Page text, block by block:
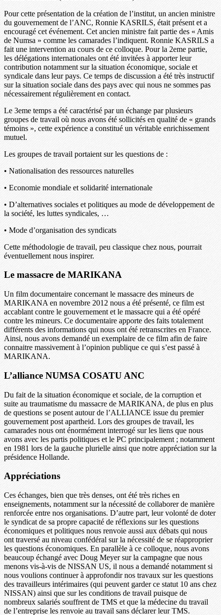
Pour cette présentation de la création de l’institut, un ancien ministre
du gouvernement de l’ANC, Ronnie KASRILS, était présent et a
encouragé cet événement. Cet ancien ministre fait partie des « Amis
de Numsa » comme les camarades l’indiquent. Ronnie KASRILS a
fait une intervention au cours de ce colloque. Pour la 2eme partie,
les délégations internationales ont été invitées à apporter leur
contribution notamment sur la situation économique, sociale et
syndicale dans leur pays. Ce temps de discussion a été très instructif
sur la situation sociale dans des pays avec qui nous ne sommes pas
nécessairement régulièrement en contact.
Le 3eme temps a été caractérisé par un échange par plusieurs
groupes de travail où nous avons été sollicités en qualité de « grands
témoins », cette expérience a constitué un véritable enrichissement
mutuel.
Les groupes de travail portaient sur les questions de :
• Nationalisation des ressources naturelles
• Economie mondiale et solidarité internationale
• D’alternatives sociales et politiques au mode de développement de
la société, les luttes syndicales, …
• Mode d’organisation des syndicats
Cette méthodologie de travail, peu classique chez nous, pourrait
éventuellement nous inspirer.
Le massacre de MARIKANA
Un film documentaire concernant le massacre des mineurs de
MARIKANA en novembre 2012 nous a été présenté, ce film est
accablant contre le gouvernement et le massacre qui a été opéré
contre les mineurs. Ce documentaire apporte des faits totalement
différents des informations qui nous ont été retranscrites en France.
Ainsi, nous avons demandé un exemplaire de ce film afin de faire
connaitre massivement à l’opinion publique ce qui s’est passé à
MARIKANA.
L’alliance NUMSA COSATU ANC
Du fait de la situation économique et sociale, de la corruption et
suite au traumatisme du massacre de MARIKANA, de plus en plus
de questions se posent autour de l’ALLIANCE issue du premier
gouvernement post apartheid. Lors des groupes de travail, les
camarades nous ont énormément interrogé sur les liens que nous
avons avec les partis politiques et le PC principalement ; notamment
en 1981 lors de la gauche plurielle ainsi que notre appréciation sur la
présidence Hollande.
Appréciations
Ces échanges, bien que très denses, ont été très riches en
enseignements, notamment sur la nécessité de collaborer de manière
renforcée entre nos organisations. D’autre part, leur volonté de doter
le syndicat de sa propre capacité de réflexions sur les questions
économiques et politiques nous renvoie aussi aux débats qui nous
ont traversé au niveau confédéral sur la nécessité de se réapproprier
les questions économiques. En parallèle à ce colloque, nous avons
beaucoup échangé avec Doug Meyer sur la campagne que nous
menons vis-à-vis de NISSAN US, il nous a demandé notamment si
nous voulions continuer à approfondir nos travaux sur les questions
des travailleurs intérimaires (qui peuvent garder ce statut 10 ans chez
NISSAN) ainsi que sur les conditions de travail puisque de
nombreux salariés souffrent de TMS et que la médecine du travail
de l’entreprise les renvoie au travail sans déclarer leur TMS.